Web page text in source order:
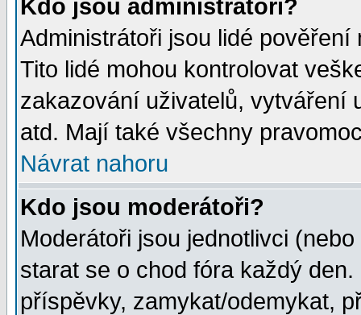
Kdo jsou administrátoři?
Administrátoři jsou lidé
Tito lidé mohou kontrolovat
zakazování uživatelů, vytváření
atd. Mají také všechny
Návrat nahoru
Kdo jsou moderátoři?
Moderátoři jsou jednotlivci
starat se o chod fóra každý
příspěvky, zamykat/odemykat,